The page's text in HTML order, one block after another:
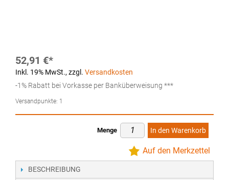
52,91 €
Inkl. 19% MwSt., zzgl. Versandkosten
-1% Rabatt bei Vorkasse per Banküberweisung ***
Versandpunkte: 1
Menge In den Warenkorb
Auf den Merkzettel
BESCHREIBUNG